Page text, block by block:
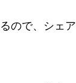
ので、シェ